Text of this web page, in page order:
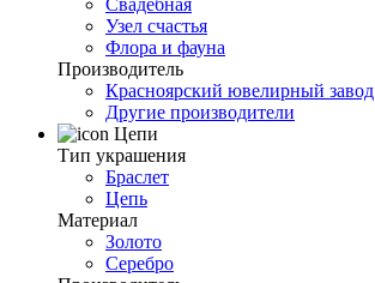
Свадебная
Узел счастья
Флора и фауна
Производитель
Красноярский ювелирный завод
Другие производители
Цепи
Тип украшения
Браслет
Цепь
Материал
Золото
Серебро